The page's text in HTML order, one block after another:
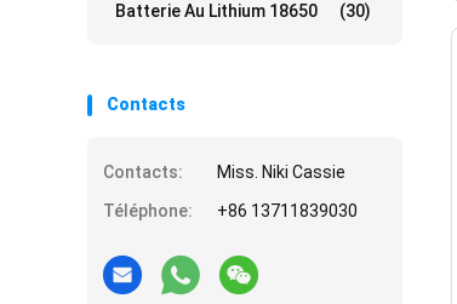
Batterie Au Lithium 18650 (30)
Contacts
Contacts:
Miss. Niki Cassie
Téléphone:
+86 13711839030